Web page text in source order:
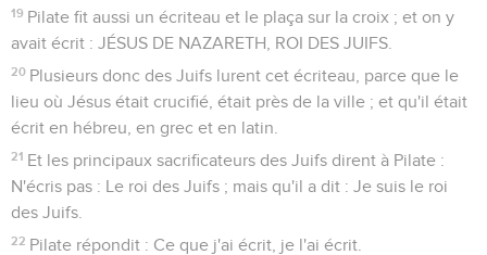
19 Pilate fit aussi un écriteau et le plaça sur la croix ; et on y
avait écrit : JÉSUS DE NAZARETH, ROI DES JUIFS.
20 Plusieurs donc des Juifs lurent cet écriteau, parce que le
lieu où Jésus était crucifié, était près de la ville ; et qu'il était
écrit en hébreu, en grec et en latin.
21 Et les principaux sacrificateurs des Juifs dirent à Pilate :
N'écris pas : Le roi des Juifs ; mais qu'il a dit : Je suis le roi
des Juifs.
22 Pilate répondit : Ce que j'ai écrit, je l'ai écrit.